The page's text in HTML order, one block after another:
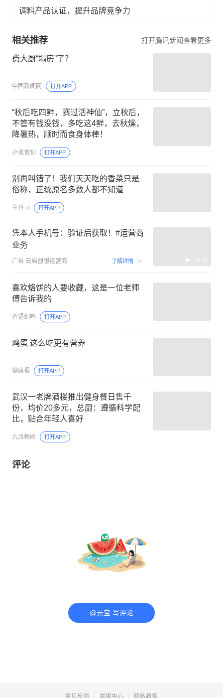
调料产品认证，提升品牌竞争力
相关推荐 打开腾讯新闻查看更多
费大厨“塌房”了？
中国新闻网 打开APP
“秋后吃四鲜，赛过活神仙”，立秋后，
不管有钱没钱，多吃这4鲜，去秋燥，
降暑热，顺时而食身体棒！
小谈食刻 打开APP
别再叫错了！我们天天吃的香菜只是
俗称，正统原名多数人都不知道
萃谷司 打开APP
凭本人手机号：验证后获取！#运营商
业务
广告 云启创想运营商 了解详情 00:15
喜欢烙饼的人要收藏，这是一位老师
傅告诉我的
齐语剑鸣 打开APP
鸡蛋 这么吃更有营养
健康报 打开APP
武汉一老牌酒楼推出健身餐日售千
份，均价20多元，总厨：遵循科学配
比，贴合年轻人喜好
九派新闻 打开APP
评论
@元宝 写评论
意见反馈 举报中心 隐私政策